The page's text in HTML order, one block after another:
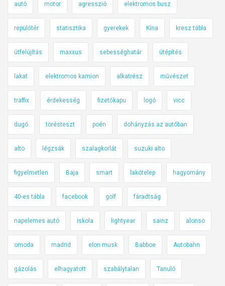
autó motor agresszió elektromos busz
repülőtér statisztika gyerekek Kína kresz tábla
útfelújítás maxxus sebességhatár útépítés
lakat elektromos kamion alkatrész művészet
traffix érdekesség fizetőkapu logó vicc
dugó törésteszt poén dohányzás az autóban
alto légzsák szalagkorlát suzuki alto
figyelmetlen Baja smart lakótelep hagyomány
40-es tábla facebook golf fáradtság
napelemes autó iskola lightyear sainz alonso
omoda madrid elon musk Babboe Autobahn
gázolás elhagyatott szabálytalan Tanuló